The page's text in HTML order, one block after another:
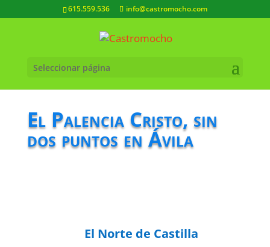
615.559.536 info@castromocho.com
Seleccionar página
El Palencia Cristo, sin
dos puntos en Ávila
El Norte de Castilla